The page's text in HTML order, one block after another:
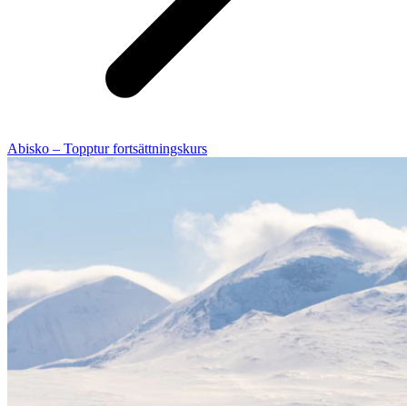
Abisko – Topptur fortsättningskurs